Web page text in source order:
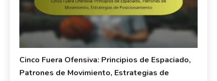
Cinco Fuera Ofensiva: Principios de Espaciado,
Patrones de Movimiento, Estrategias de